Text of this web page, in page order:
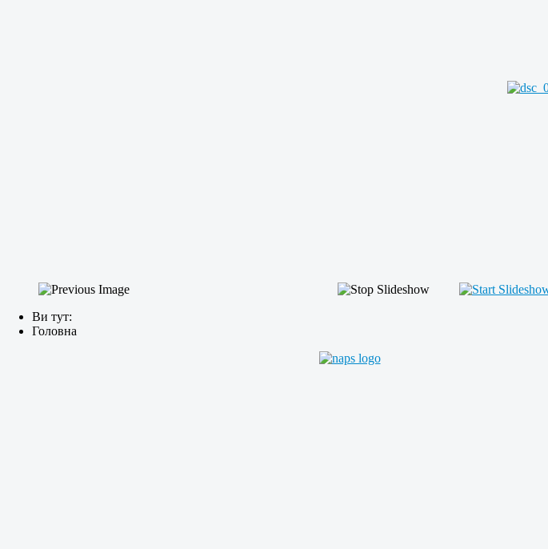
Ви тут:
Головна